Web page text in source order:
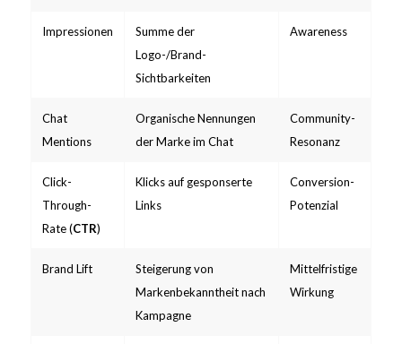
Impressionen
Summe der
Logo-/Brand-
Sichtbarkeiten
Awareness
Chat
Mentions
Organische Nennungen
der Marke im Chat
Community-
Resonanz
Click-
Through-
Rate (CTR)
Klicks auf gesponserte
Links
Conversion-
Potenzial
Brand Lift
Steigerung von
Markenbekanntheit nach
Kampagne
Mittelfristige
Wirkung